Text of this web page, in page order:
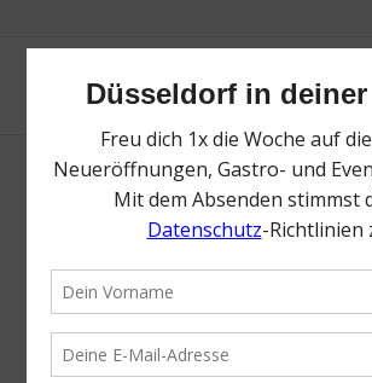
Beachclub im Nordpark |
Topliste | Foto: Beachclub im